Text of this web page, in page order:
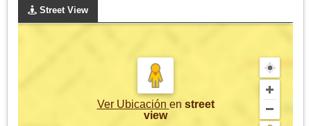
Street View
Ver Ubicación en street
view